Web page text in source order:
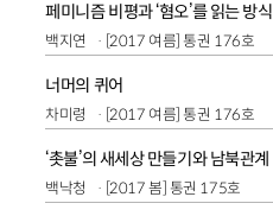
페미니즘 비평과 ‘혐오’를 읽는 방식
백지연 [2017 여름] 통권 176호
너머의 퀴어
차미령 [2017 여름] 통권 176호
‘촛불’의 새세상 만들기와 남북관계
백낙청 [2017 봄] 통권 175호